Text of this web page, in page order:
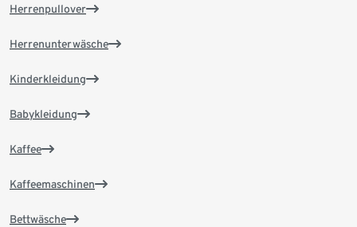
Herrenpullover
Herrenunterwäsche
Kinderkleidung
Babykleidung
Kaffee
Kaffeemaschinen
Bettwäsche